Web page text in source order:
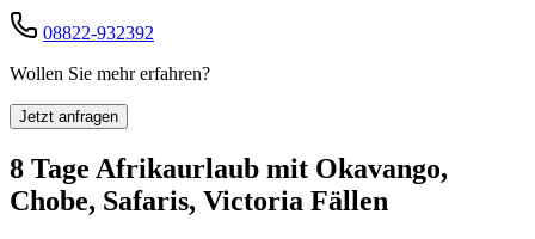
08822-932392
Wollen Sie mehr erfahren?
Jetzt anfragen
8 Tage Afrikaurlaub mit Okavango,
Chobe, Safaris, Victoria Fällen